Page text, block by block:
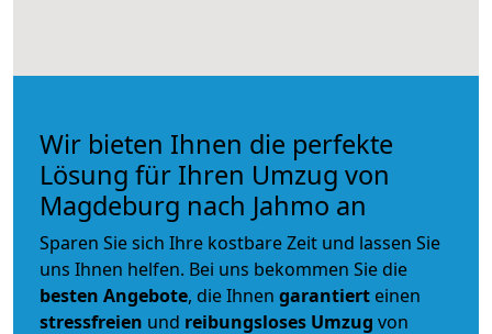
Wir bieten Ihnen die perfekte
Lösung für Ihren Umzug von
Magdeburg nach Jahmo an
Sparen Sie sich Ihre kostbare Zeit und lassen Sie
uns Ihnen helfen. Bei uns bekommen Sie die
besten Angebote, die Ihnen garantiert einen
stressfreien und reibungsloses Umzug von